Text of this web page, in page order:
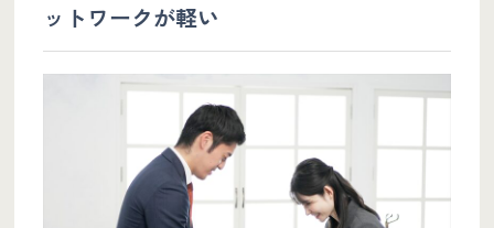
ットワークが軽い